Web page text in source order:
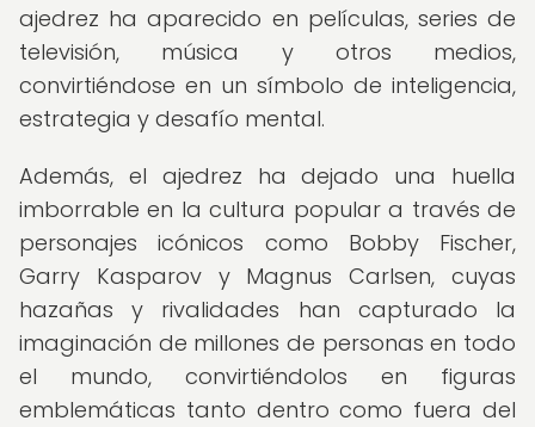
ajedrez ha aparecido en películas, series de
televisión, música y otros medios,
convirtiéndose en un símbolo de inteligencia,
estrategia y desafío mental.
Además, el ajedrez ha dejado una huella
imborrable en la cultura popular a través de
personajes icónicos como Bobby Fischer,
Garry Kasparov y Magnus Carlsen, cuyas
hazañas y rivalidades han capturado la
imaginación de millones de personas en todo
el mundo, convirtiéndolos en figuras
emblemáticas tanto dentro como fuera del